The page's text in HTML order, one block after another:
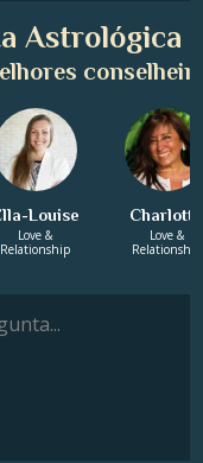
Astrológica
Louise
Love &
Relationship
Charlotte
Love &
Relationship